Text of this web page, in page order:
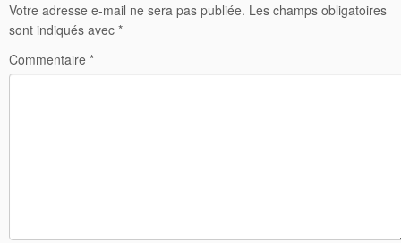
Votre adresse e-mail ne sera pas publiée. Les champs obligatoires
sont indiqués avec *
Commentaire *